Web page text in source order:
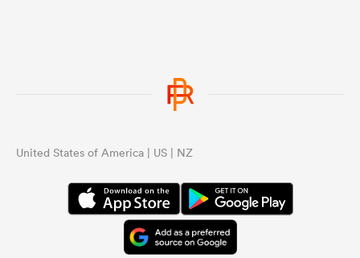
United States of America | US | NZ